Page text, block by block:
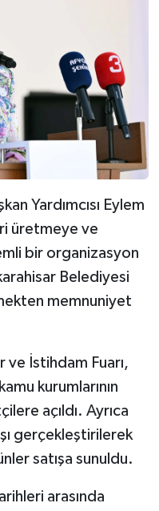
Yardımcısı Eylem
üretmeye ve
bir organizasyon
Belediyesi
memnuniyet
ve İstihdam Fuarı,
kurumlarının
açıldı. Ayrıca
gerçekleştirilerek
satışa sunuldu.
arasında